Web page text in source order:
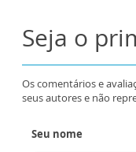
Seja o
Os comentários e
seus autores e não
Seu nome